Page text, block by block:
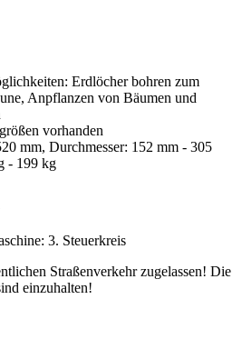
Erdlöcher bohren zum
Anpflanzen von Bäumen und
vorhanden
mm, Durchmesser: 152 mm - 305
- 199 kg
3. Steuerkreis
Straßenverkehr zugelassen! Die
einzuhalten!